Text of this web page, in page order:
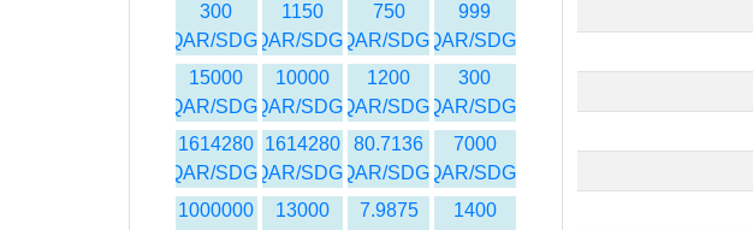
999
QAR/SDG
750
QAR/SDG
1150
QAR/SDG
300
QAR/SDG
300
QAR/SDG
1200
QAR/SDG
10000
QAR/SDG
15000
QAR/SDG
7000
QAR/SDG
80.7136
QAR/SDG
1614280
QAR/SDG
1614280
QAR/SDG
1400
7.9875
13000
1000000